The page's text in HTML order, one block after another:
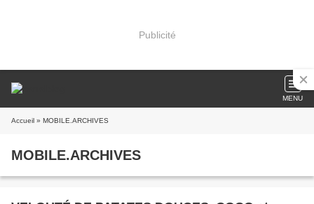
Publicité
MENU
Accueil » MOBILE.ARCHIVES
MOBILE.ARCHIVES